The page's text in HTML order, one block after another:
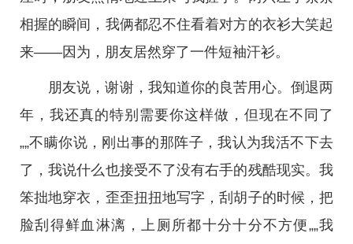
相握的瞬间，我俩都忍不住看着对方的衣衫大笑起
来——因为，朋友居然穿了一件短袖汗衫。
朋友说，谢谢，我知道你的良苦用心。倒退两
年，我还真的特别需要你这样做，但现在不同了
„„不瞒你说，刚出事的那阵子，我认为我活不下去
了，我说什么也接受不了没有右手的残酷现实。我
笨拙地穿衣，歪歪扭扭地写字，刮胡子的时候，把
脸刮得鲜血淋漓，上厕所都十分十分不方便„„我